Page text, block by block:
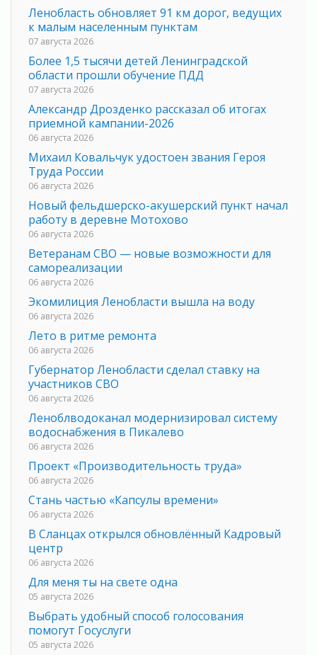
Ленобласть обновляет 91 км дорог, ведущих
к малым населенным пунктам
07 августа 2026
Более 1,5 тысячи детей Ленинградской
области прошли обучение ПДД
07 августа 2026
Александр Дрозденко рассказал об итогах
приемной кампании-2026
06 августа 2026
Михаил Ковальчук удостоен звания Героя
Труда России
06 августа 2026
Новый фельдшерско-акушерский пункт начал
работу в деревне Мотохово
06 августа 2026
Ветеранам СВО — новые возможности для
самореализации
06 августа 2026
Экомилиция Ленобласти вышла на воду
06 августа 2026
Лето в ритме ремонта
06 августа 2026
Губернатор Ленобласти сделал ставку на
участников СВО
06 августа 2026
Леноблводоканал модернизировал систему
водоснабжения в Пикалево
06 августа 2026
Проект «Производительность труда»
06 августа 2026
Стань частью «Капсулы времени»
06 августа 2026
В Сланцах открылся обновлённый Кадровый
центр
06 августа 2026
Для меня ты на свете одна
05 августа 2026
Выбрать удобный способ голосования
помогут Госуслуги
05 августа 2026